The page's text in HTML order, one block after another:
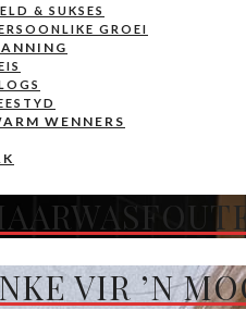
& SUKSES
GROEI
WENNERS
VIR ’N